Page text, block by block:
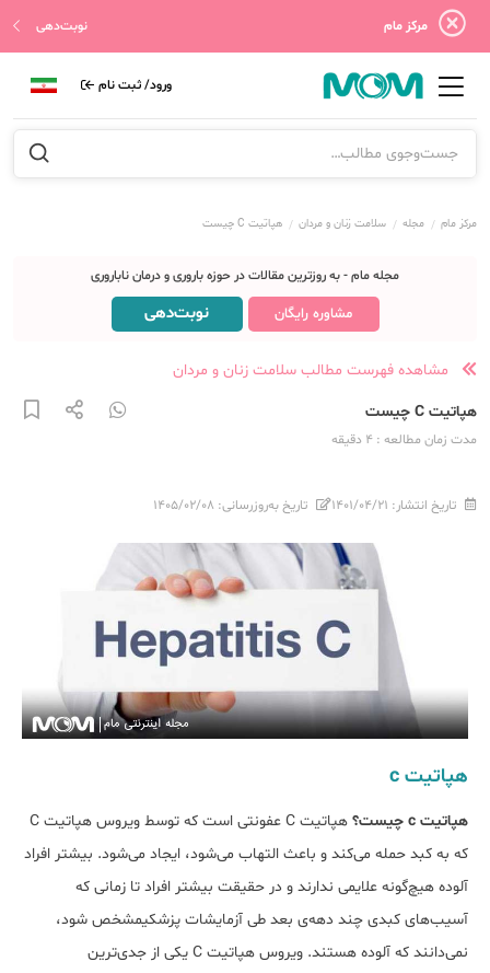
مرکز مام نوبت‌دهی
ورود/ ثبت نام
مرکز مام مجله سلامت زنان و مردان هپاتیت C چیست
مجله مام - به روزترین مقالات در حوزه باروری و درمان ناباروری
مشاوره رایگان نوبت‌دهی
مشاهده فهرست مطالب سلامت زنان و مردان
هپاتیت C چیست
مدت زمان مطالعه : 4 دقیقه
تاریخ انتشار: ۱۴۰۱/۰۴/۲۱ تاریخ به‌روزرسانی: ۱۴۰۵/۰۲/۰۸
هپاتیت c
هپاتیت c چیست؟
هپاتیت C عفونتی است که توسط ویروس هپاتیت C
که به کبد حمله می‌کند و باعث التهاب می‌شود، ایجاد می‌شود. بیشتر افراد
آلوده هیچ‌گونه علایمی ندارند و در حقیقت بیشتر افراد تا زمانی که
آسیب‌های کبدی چند دهه‌ی بعد طی آزمایشات پزشکیمشخص شود،
نمی‌دانند که آلوده هستند. ویروس هپاتیت C یکی از جدی‌ترین